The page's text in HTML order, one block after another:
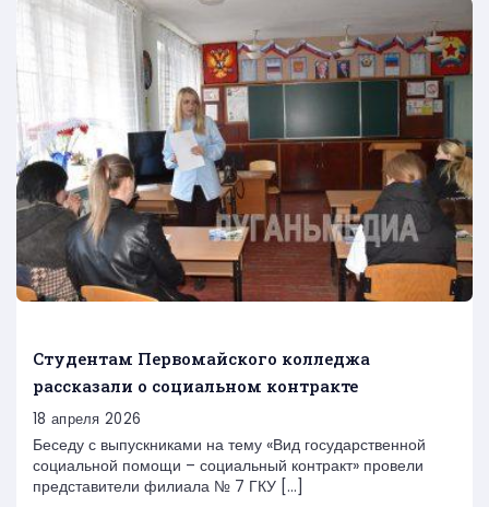
Студентам Первомайского колледжа
рассказали о социальном контракте
18 апреля 2026
Беседу с выпускниками на тему «Вид государственной
социальной помощи – социальный контракт» провели
представители филиала № 7 ГКУ […]